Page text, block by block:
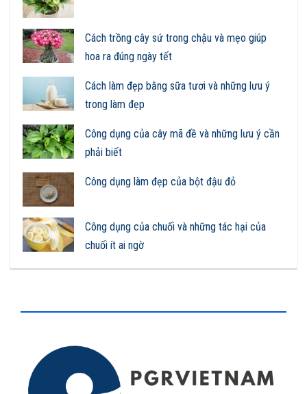
Cách trồng cây sứ trong chậu và mẹo giúp
hoa ra đúng ngày tết
Cách làm đẹp bằng sữa tươi và những lưu ý
trong làm đẹp
Công dụng của cây mã đề và những lưu ý cần
phải biết
Công dụng làm đẹp của bột đậu đỏ
Công dụng của chuối và những tác hại của
chuối ít ai ngờ